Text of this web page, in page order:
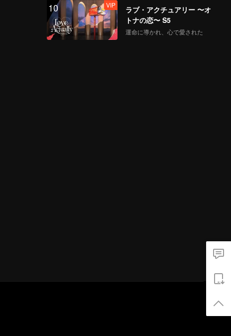
10 VIP
ラブ・アクチュアリー 〜オ
トナの恋〜 S5
運命に導かれ、心で愛された